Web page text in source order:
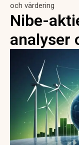
och värdering
Nibe-
analyser